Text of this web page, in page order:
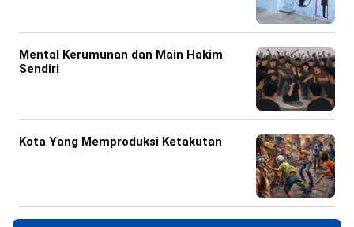
Mental Kerumunan dan Main Hakim
Sendiri
Kota Yang Memproduksi Ketakutan